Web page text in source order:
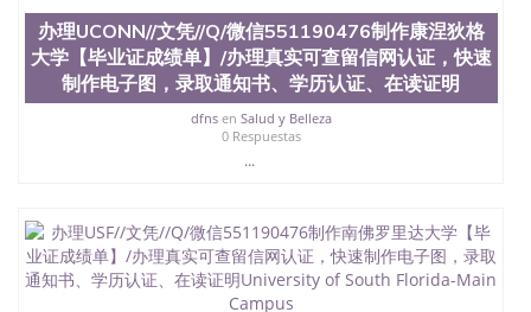
学、化学、英语、社会科学、心理学、戏剧、市场营
销、机械工程、计算机科学、物理学、人工智能、商
科、金融专业 1、客户提供相关材料，确定客户办理
信息，给出操作方案； 2、补充毕业证成绩单等相关
材料； 3、留服注册申请账号，付定金； 4、预约递
交时间，公司人员陪同客户本人一起去留服递交材
料； 5、等待结果，完成结果书留服直接邮寄给客户
6、客户确认收到结果，付余款。 我们对海外大学及
银，LOGO烫金烫银复合重叠。 文字图案浮雕，激光
镭射，紫外荧光，温感，复印防伪）都有原版本文凭
对照。质量得到了广大海外客户群体的认可，同时和
海外学校留学中介， 同时能做到与时俱进，及时掌握
办理UCONN//文凭//Q/微信551190476制作康涅狄格
大学【毕业证成绩单】/办理真实可查留信网认证，快速
制作电子图，录取通知书、学历认证、在读证明
dfnsen Salud y Belleza
0 Respuestas
...